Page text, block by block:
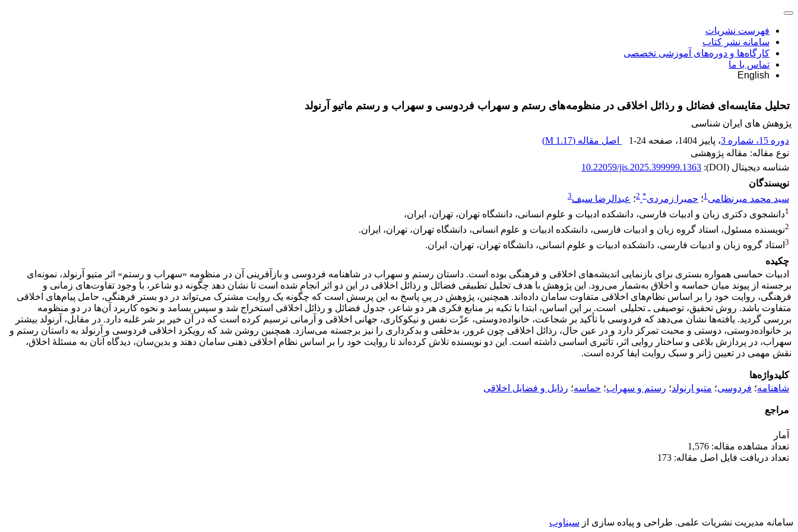
فهرست نشریات
سامانه نشر کتاب
کارگاه‌ها و دوره‌های آموزشی تخصصی
تماس با ما
English
تحلیل مقایسه‌ای فضائل و رذائل اخلاقی در منظومه‌های رستم و سهراب فردوسی و سهراب و رستم ماتیو آرنولد
پژوهش های ایران شناسی
دوره 15، شماره 3
، پاییز 1404 ، صفحه 1-24 اصل مقاله (1.17 M
)
نوع مقاله: مقاله پژوهشی
شناسه دیجیتال (DOI):
10.22059/jis.2025.399999.1363
نویسندگان
سید محمد میرنظامی1؛ حمیرا زمردی*
2؛ عبدالرضا سیف3
1دانشجوی دکتری زبان و ادبیات فارسی، دانشکده ادبیات و علوم انسانی، دانشگاه تهران، تهران، ایران،
2نویسنده مسئول، استاد گروه زبان و ادبیات فارسی، دانشکده ادبیات و علوم انسانی، دانشگاه تهران، تهران، ایران.
3 استاد گروه زبان و ادبیات فارسی، دانشکده ادبیات و علوم انسانی، دانشگاه تهران، تهران، ایران.
چکیده
ادبیات حماسی همواره بستری برای بازنمایی اندیشه‌های اخلاقی و فرهنگی بوده است. داستان رستم و سهراب در شاهنامه فردوسی و بازآفرینی آن در منظومه «سهراب و رستم» اثر متیو آرنولد، نمونه‌ای
برجسته از پیوند میان حماسه و اخلاق به‌شمار می‌رود. این پژوهش با هدف تحلیل تطبیقی فضائل و رذائل اخلاقی در این دو اثر انجام شده است تا نشان دهد چگونه دو شاعر، با وجود تفاوت‌های زمانی و
فرهنگی، روایت خود را بر اساس نظام‌های اخلاقی متفاوت سامان داده‌اند. همچنین، پژوهش در پیِ پاسخ به این پرسش است که چگونه یک روایت مشترک می‌تواند در دو بستر فرهنگی، حامل پیام‌های اخلاقی
متفاوت باشد. روش تحقیق، توصیفی ـ تحلیلی است. بر این اساس، ابتدا با تکیه بر منابع فکری هر دو شاعر، جدول فضائل و رذائل اخلاقی استخراج شد و سپس بسامد و نحوه کاربرد آن‌ها در دو منظومه
بررسی گردید. یافته‌ها نشان می‌دهد که فردوسی با تأکید بر شجاعت، خانواده‌دوستی، عزّت نفس و نیکوکاری، جهانی اخلاقی و آرمانی ترسیم کرده است که در آن خیر بر شر غلبه دارد. در مقابل، آرنولد بیشتر
بر خانواده‌دوستی، دوستی و محبت تمرکز دارد و در عین حال، رذائل اخلاقی چون غرور، بدخلقی و بدکرداری را نیز برجسته می‌سازد. همچنین روشن شد که رویکرد اخلاقی فردوسی و آرنولد به داستان رستم و
سهراب، در پردازش بلاغی و ساختار روایی اثر، تأثیری اساسی داشته است. این دو نویسنده تلاش کرده‌اند تا روایت خود را بر اساس نظام اخلاقی ذهنی سامان دهند و بدین‌سان، دیدگاه آنان به مسئلهٔ اخلاق،
نقش مهمی در تعیین ژانر و سبک روایت ایفا کرده است.
کلیدواژه‌ها
شاهنامه؛ فردوسی؛ متیو ارنولد؛ رستم و سهراب؛ حماسه؛ رذایل و فضایل اخلاقی
مراجع
آمار
تعداد مشاهده مقاله: 1,576
تعداد دریافت فایل اصل مقاله: 173
سامانه مدیریت نشریات علمی. طراحی و پیاده سازی از سیناوب